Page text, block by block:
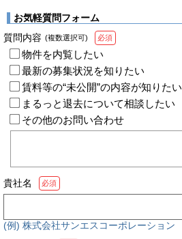
お気軽質問フォーム
質問内容 (複数選択可) 必須
物件を内覧したい
最新の募集状況を知りたい
賃料等の“未公開”の内容が知りたい
まるっと退去について相談したい
その他のお問い合わせ
貴社名 必須
(例) 株式会社サンエスコーポレーション